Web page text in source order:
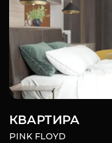
КВАРТИРА
PINK FLOYD